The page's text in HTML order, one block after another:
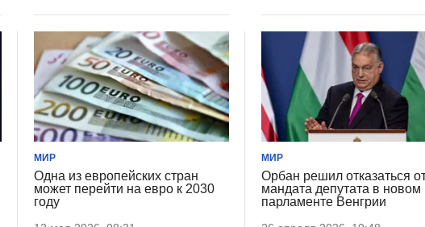
МИР
Одна из европейских стран
может перейти на евро к 2030
году
МИР
Орбан решил отказаться
мандата депутата в новом
парламенте Венгрии